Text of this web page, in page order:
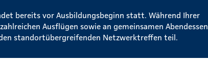
bereits vor Ausbildungsbeginn statt. Während Ihrer
Ausflügen sowie an gemeinsamen Abendessen
standortübergreifenden Netzwerktreffen teil.